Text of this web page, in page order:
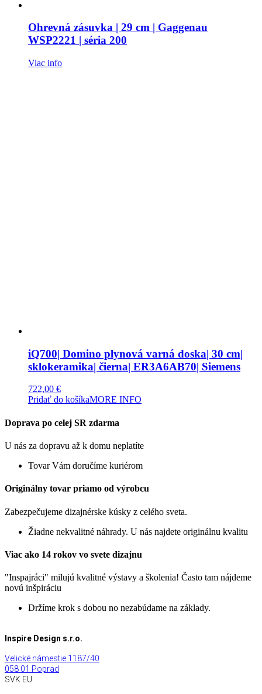
Ohrevná zásuvka | 29 cm | Gaggenau
WSP2221 | séria 200
Viac info
iQ700| Domino plynová varná doska| 30 cm|
sklokeramika| čierna| ER3A6AB70| Siemens
722,00 €
Pridať do košíkaMORE INFO
Doprava po celej SR zdarma
U nás za dopravu až k domu neplatíte
Tovar Vám doručíme kuriérom
Originálny tovar priamo od výrobcu
Zabezpečujeme dizajnérske kúsky z celého sveta.
Žiadne nekvalitné náhrady. U nás najdete originálnu kvalitu
Viac ako 14 rokov vo svete dizajnu
"Inspajráci" milujú kvalitné výstavy a školenia! Často tam nájdeme
novú inšpiráciu
Držíme krok s dobou no nezabúdame na základy.
Inspire Design s.r.o.
Velické námestie 1187/40
058 01 Poprad
SVK EU